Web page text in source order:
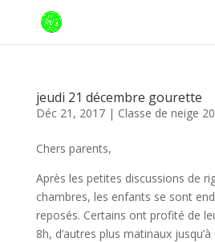
jeudi 21 décembre gourette
Déc 21, 2017| Classe de neige
Chers parents,
Après les petites discussions de
chambres, les enfants se sont
reposés. Certains ont profité de
8h, d’autres plus matinaux